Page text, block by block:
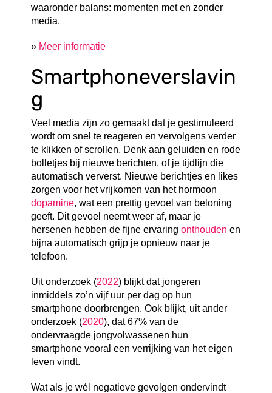
waaronder balans: momenten met en zonder
media.
» Meer informatie
Smartphoneverslavin
g
Veel media zijn zo gemaakt dat je gestimuleerd
wordt om snel te reageren en vervolgens verder
te klikken of scrollen. Denk aan geluiden en rode
bolletjes bij nieuwe berichten, of je tijdlijn die
automatisch ververst. Nieuwe berichtjes en likes
zorgen voor het vrijkomen van het hormoon
dopamine, wat een prettig gevoel van beloning
geeft. Dit gevoel neemt weer af, maar je
hersenen hebben de fijne ervaringonthouden en
bijna automatisch grijp je opnieuw naar je
telefoon.
Uit onderzoek (2022) blijkt dat jongeren
inmiddels zo’n vijf uur per dag op hun
smartphone doorbrengen. Ook blijkt, uit ander
onderzoek (2020), dat 67% van de
ondervraagde jongvolwassenen hun
smartphone vooral een verrijking van het eigen
leven vindt.
Wat als je wél negatieve gevolgen ondervindt